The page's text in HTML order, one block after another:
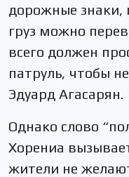
дорожные знаки,
груз можно
всего должен
патруль, чтобы
Эдуард Агасарян.
Однако слово
Хорениа
жители не